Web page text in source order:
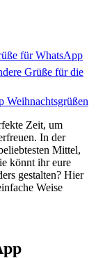
für WhatsApp
Grüße für die
Weihnachtsgrüßen
Zeit, um
In der
Mittel,
könnt ihr eure
gestalten? Hier
Weise